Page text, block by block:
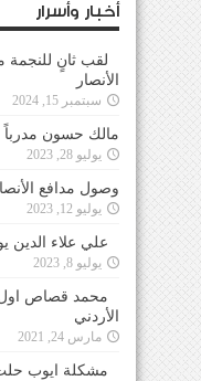
أخبار وأسرار
لقب ثانٍ
الأنصار
سبتمبر 15, 2024
مالك حسون مدرباً
يوليو 28, 2023
وصول مدافع
يوليو 12, 2023
علي علاء الدين
يوليو 8, 2023
محمد قصاص اول
الأردني
مارس 24, 2021
مشكلة ايوب